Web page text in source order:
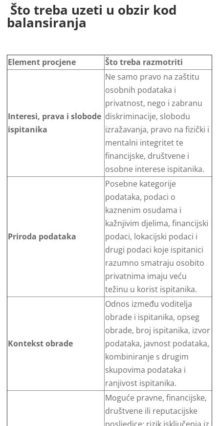
Što treba uzeti u obzir kod
balansiranja
Element procjene Što treba razmotriti
Interesi, prava i slobode
ispitanika
Ne samo pravo na zaštitu
osobnih podataka i
privatnost, nego i zabranu
diskriminacije, slobodu
izražavanja, pravo na fizički i
mentalni integritet te
financijske, društvene i
osobne interese ispitanika.
Priroda podataka
Posebne kategorije
podataka, podaci o
kaznenim osudama i
kažnjivim djelima, financijski
podaci, lokacijski podaci i
drugi podaci koje ispitanici
razumno smatraju osobito
privatnima imaju veću
težinu u korist ispitanika.
Kontekst obrade
Odnos između voditelja
obrade i ispitanika, opseg
obrade, broj ispitanika, izvor
podataka, javnost podataka,
kombiniranje s drugim
skupovima podataka i
ranjivost ispitanika.
Moguće pravne, financijske,
društvene ili reputacijske
posljedice; rizik isključenja iz